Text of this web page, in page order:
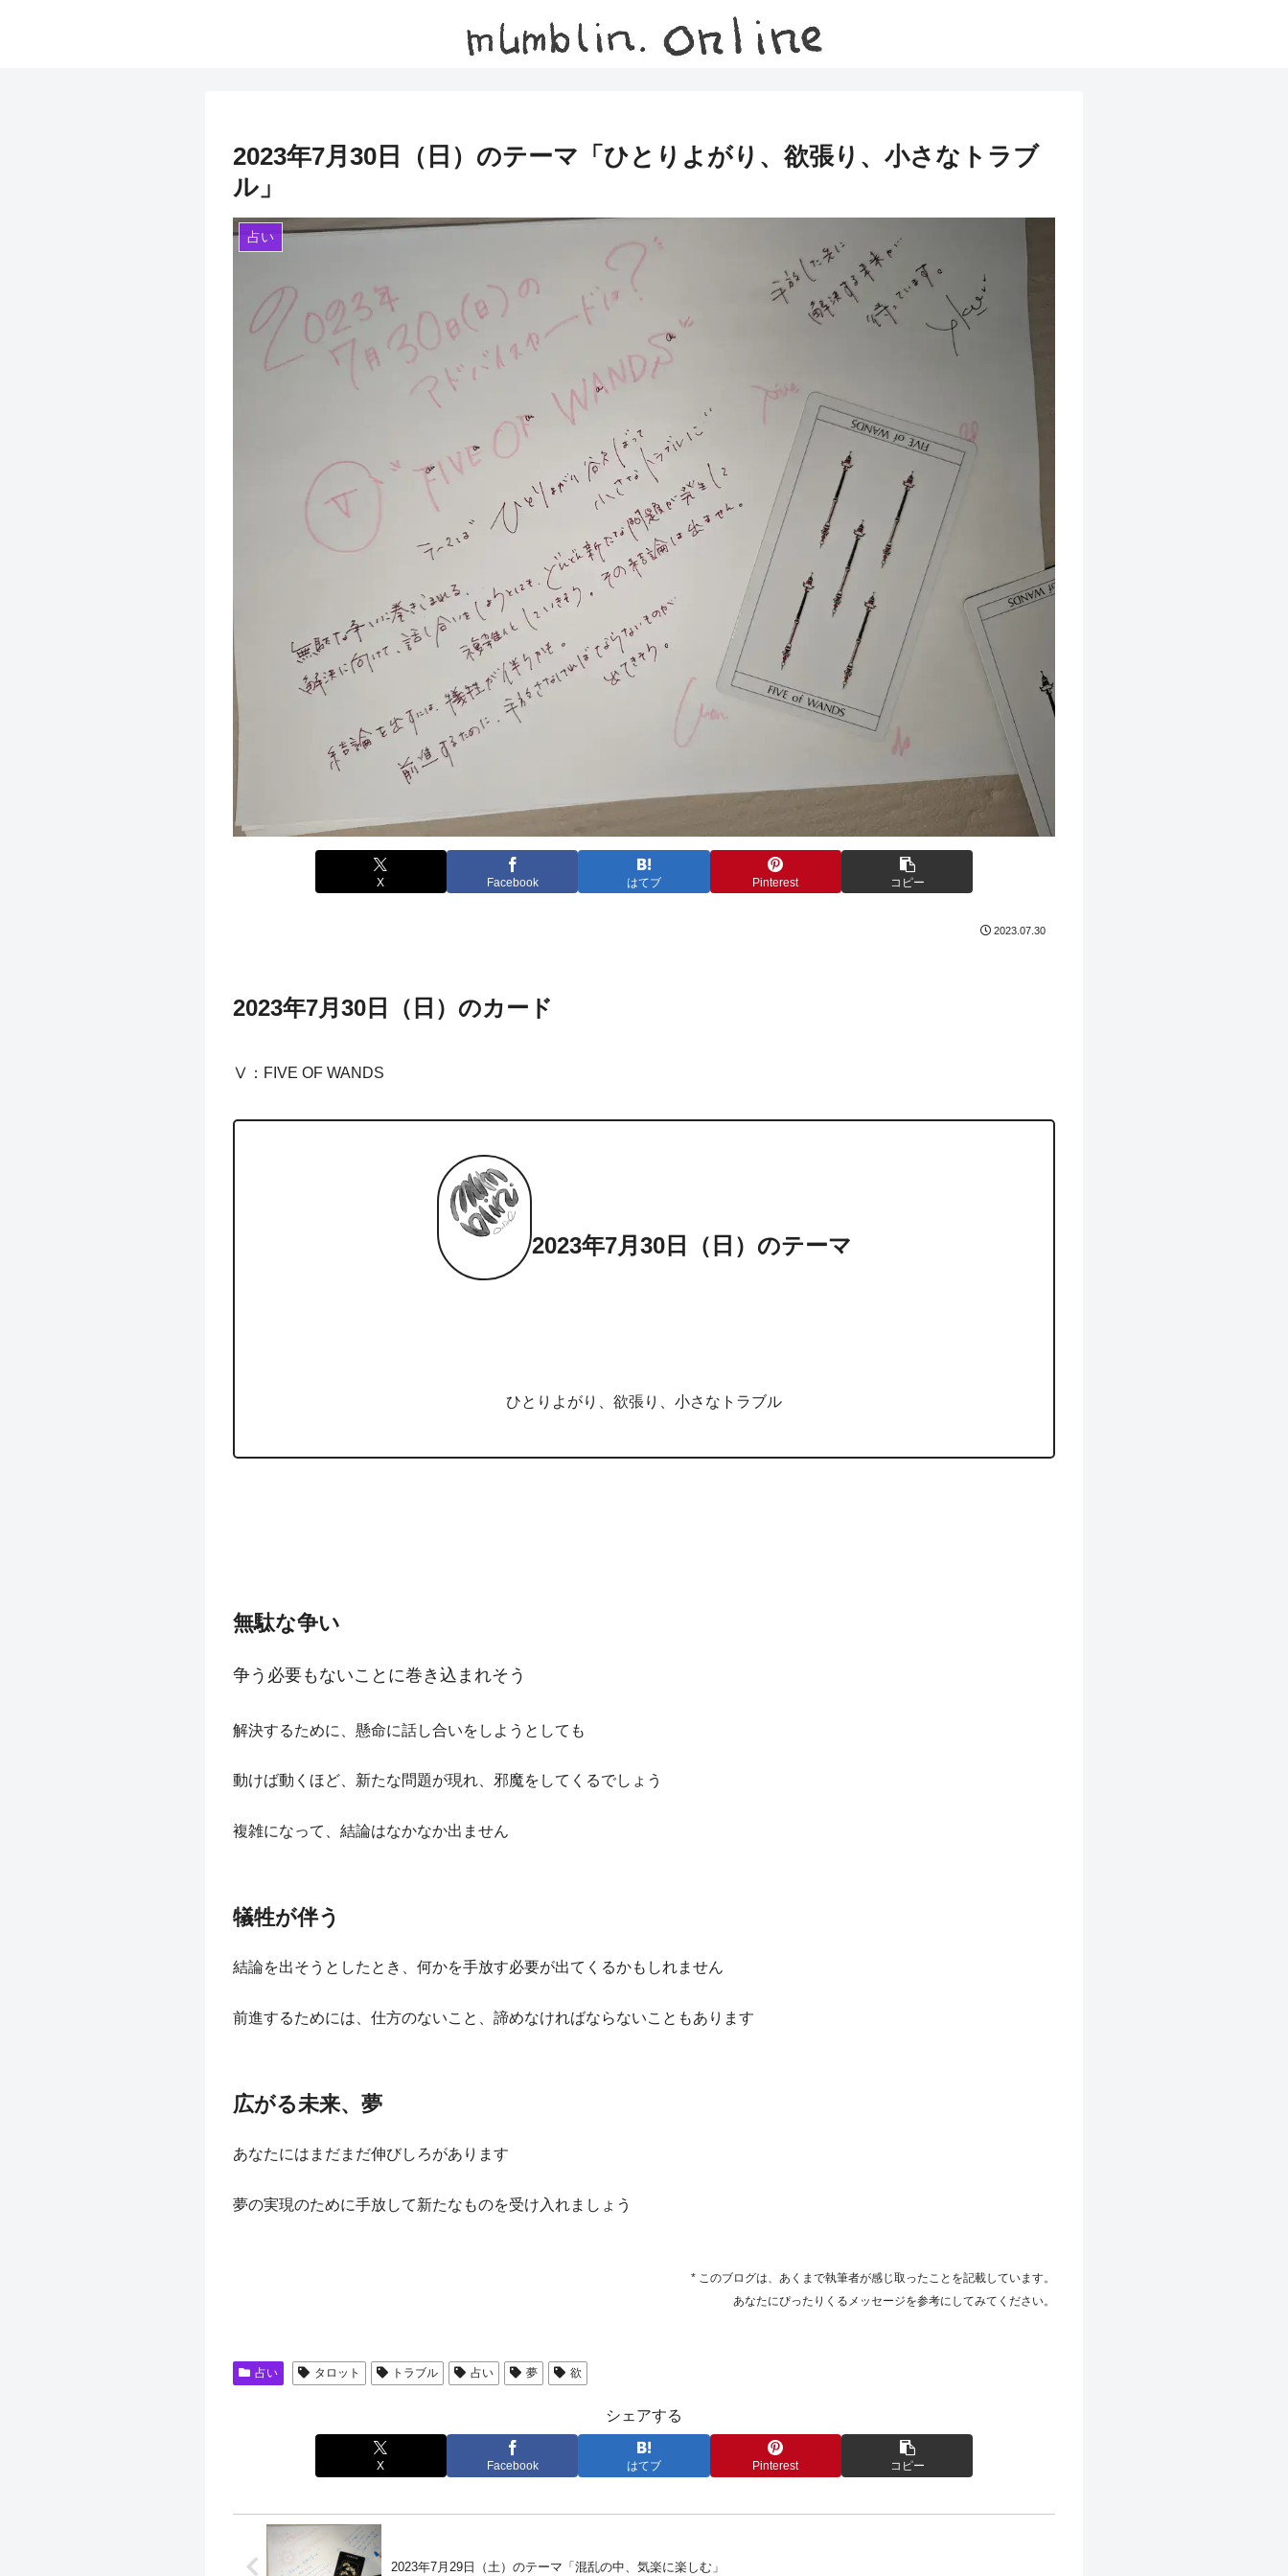
2023年7月30日（日）のテーマ「ひとりよがり、欲張り、小さなトラブ
ル」
占い
X Facebook はてブ Pinterest コピー
2023.07.30
2023年7月30日（日）のカード
Ⅴ：FIVE OF WANDS
2023年7月30日（日）のテーマ
ひとりよがり、欲張り、小さなトラブル
無駄な争い
争う必要もないことに巻き込まれそう
解決するために、懸命に話し合いをしようとしても
動けば動くほど、新たな問題が現れ、邪魔をしてくるでしょう
複雑になって、結論はなかなか出ません
犠牲が伴う
結論を出そうとしたとき、何かを手放す必要が出てくるかもしれません
前進するためには、仕方のないこと、諦めなければならないこともあります
広がる未来、夢
あなたにはまだまだ伸びしろがあります
夢の実現のために手放して新たなものを受け入れましょう
* このブログは、あくまで執筆者が感じ取ったことを記載しています。
あなたにぴったりくるメッセージを参考にしてみてください。
占い タロット トラブル 占い 夢 欲
シェアする
X Facebook はてブ Pinterest コピー
2023年7月29日（土）のテーマ「混乱の中、気楽に楽しむ」